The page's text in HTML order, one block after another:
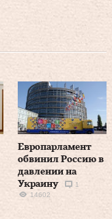
Европарламент
обвинил Россию в
давлении на
Украину
1
14602